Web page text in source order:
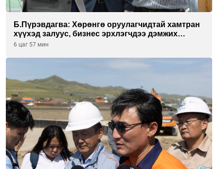
Б.Пүрэвдагва: Хөрөнгө оруулагчидтай хамтран
хүүхэд залуус, бизнес эрхлэгчдээ дэмжих
инкубатор төвүүдийг хотын захын
6 цаг 57 мин